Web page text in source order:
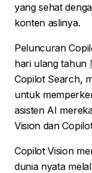
yang sehat
konten aslinya.
Peluncuran
hari ulang tahun
Copilot Search,
untuk
asisten AI
Vision dan
Copilot Vision
dunia nyata